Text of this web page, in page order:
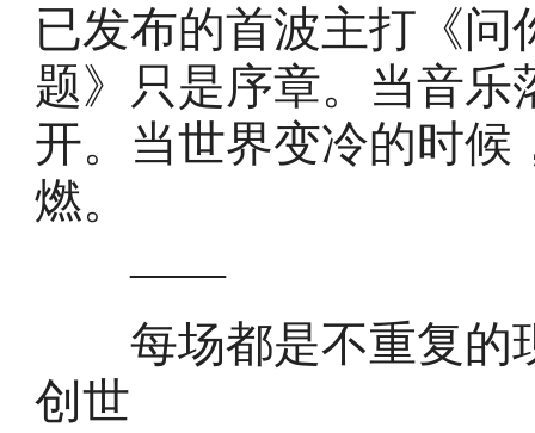
已发布的首波主打《
题》只是序章。当音
开。当世界变冷的时候
燃。
——
每场都是不重复的
创世